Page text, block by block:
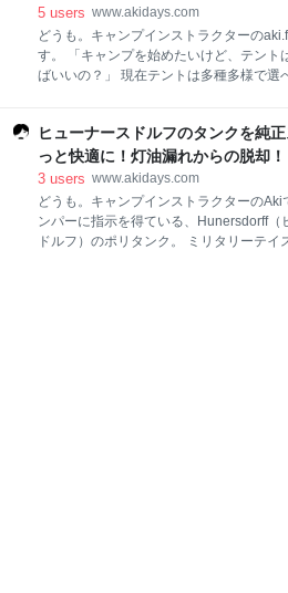
【サイズ・人数編】 akihi-
の耐水圧とは？ 生地による耐水圧の違い
テントの耐水圧は高い方がよい？ まとめ
圧とは？ 耐水圧とは、テント生地がどの
高さの数値が耐水圧になります。例えば
10,000mmだと10mの高さまで水を注
Days
5 users www.akidays.com
どうも。キャンプインストラクターの
す。 「キャンプを始めたいけど、テント
ばいいの？」 現在テントは多種多様で選
合わせてテントを選びますが、これから
める方、キャンプを始めたばかりの初心
どれを選んだらいいか分かりません。 そ
テントの選び方【サイズ・人数編】につ
す。 道具を揃えないキャンプの始め方は
ンプに対して適性も分かります。 akihi-
ヒューナースドルフのタンクを純
っと快適に！灯油漏れからの脱却
3 users www.akidays.com
どうも。キャンプインストラクターのAki
ンパーに指示を得ている、Hunersdorff（
ドルフ）のポリタンク。 ミリタリーテイ